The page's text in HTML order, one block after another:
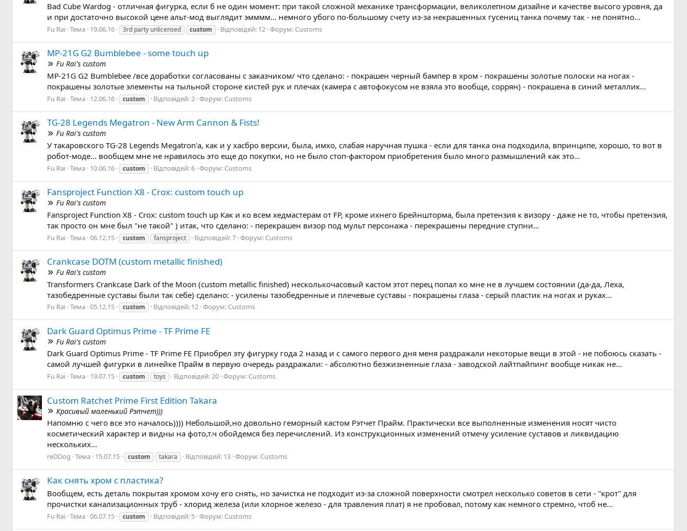
Bad Cube Wardog - отличная фигурка, если б не один момент: при такой сложной механике трансформации, великолепном дизайне и качестве высого уровня, да
и при достаточно высокой цене альт-мод выглядит эмммм... немного убого по-большому счету из-за некрашенных гусениц танка почему так - не понятно...
Fu Rai Тема 19.06.16 3rd party unlicensed custom Відповідей: 12 Форум: Customs
MP-21G G2 Bumblebee - some touch up
Fu Rai's custom
MP-21G G2 Bumblebee /все доработки согласованы с заказчиком/ что сделано: - покрашен черный бампер в хром - покрашены золотые полоски на ногах -
покрашены золотые элементы на тыльной стороне кистей рук и плечах (камера с автофокусом не взяла это вообще, соррян) - покрашена в синий металлик...
Fu Rai Тема 12.06.16 custom Відповідей: 2 Форум: Customs
TG-28 Legends Megatron - New Arm Cannon & Fists!
Fu Rai's custom
У такаровского TG-28 Legends Megatron'а, как и у хасбро версии, была, имхо, слабая наручная пушка - если для танка она подходила, впринципе, хорошо, то вот в
робот-моде... вообщем мне не нравилось это еще до покупки, но не было стоп-фактором приобретения было много размышлений как это...
Fu Rai Тема 10.06.16 custom Відповідей: 6 Форум: Customs
Fansproject Function X8 - Crox: custom touch up
Fu Rai's custom
Fansproject Function X8 - Crox: custom touch up Как и ко всем хедмастерам от FP, кроме ихнего Брейншторма, была претензия к визору - даже не то, чтобы претензия,
так просто он мне был "не такой" ) итак, что сделано: - перекрашен визор под мульт персонажа - перекрашены передние ступни...
Fu Rai Тема 06.12.15 custom fansproject Відповідей: 7 Форум: Customs
Crankcase DOTM (custom metallic finished)
Fu Rai's custom
Transformers Crankcase Dark of the Moon (custom metallic finished) несколькочасовый кастом этот перец попал ко мне не в лучшем состоянии (да-да, Леха,
тазобедренные суставы были так себе) сделано: - усилены тазобедренные и плечевые суставы - покрашены глаза - серый пластик на ногах и руках...
Fu Rai Тема 05.12.15 custom Відповідей: 12 Форум: Customs
Dark Guard Optimus Prime - TF Prime FE
Fu Rai's custom
Dark Guard Optimus Prime - TF Prime FE Приобрел эту фигурку года 2 назад и с самого первого дня меня раздражали некоторые вещи в этой - не побоюсь сказать -
самой лучшей фигурки в линейке Прайм в первую очередь раздражали: - абсолютно безжизненные глаза - заводской лайтпайпинг вообще никак не...
Fu Rai Тема 19.07.15 custom toys Відповідей: 20 Форум: Customs
Custom Ratchet Prime First Edition Takara
Красивый маленький Рэтчет)))
Напомню с чего все это началось)))) Небольшой,но довольно геморный кастом Рэтчет Прайм. Практически все выполненные изменения носят чисто
косметический характер и видны на фото,т.ч обойдемся без перечислений. Из конструкционных изменений отмечу усиление суставов и ликвидацию
нескольких...
reDDog Тема 15.07.15 custom takara Відповідей: 13 Форум: Customs
Как снять хром с пластика?
Вообщем, есть деталь покрытая хромом хочу его снять, но зачистка не подходит из-за сложной поверхности смотрел несколько советов в сети - "крот" для
прочистки канализационных труб - хлорид железа (или хлорное железо - для травления плат) я не пробовал, потому как немного стремно, чтоб не...
Fu Rai Тема 06.07.15 custom Відповідей: 5 Форум: Customs